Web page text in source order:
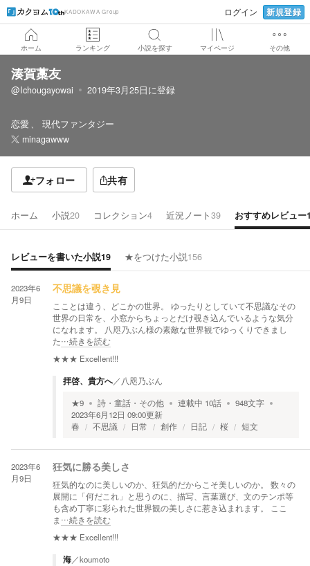
KADOKAWA Group ログイン 新規登録
ホーム ランキング 小説を探す マイページ その他
湊賀藁友
@Ichougayowai 2019年3月25日に登録
恋愛
現代ファンタジー
minagawww
フォロー 共有
ホーム 小説20 コレクション4 近況ノート39 おすすめレビュー
レビューを書いた小説19 ★をつけた小説156
2023年6
月9日
不思議を覗き見
こことは違う、どこかの世界。 ゆったりとしていて不思議なその
世界の日常を、小窓からちょっとだけ覗き込んでいるような気分
になれます。 八咫乃ぶん様の素敵な世界観でゆっくりできまし
た…続きを読む
★★★ Excellent!!!
拝啓、貴方へ／ 八咫乃ぶん
★9 詩・童話・その他 連載中 10話 948文字
2023年6月12日 09:00更新
春
不思議 日常 創作 日記 桜 短文
2023年6
月9日
狂気に勝る美しさ
狂気的なのに美しいのか、狂気的だからこそ美しいのか。 数々の
展開に「何だこれ」と思うのに、描写、言葉選び、文のテンポ等
も含め丁寧に彩られた世界観の美しさに惹き込まれます。 ここ
ま …続きを読む
★★★ Excellent!!!
海／koumoto